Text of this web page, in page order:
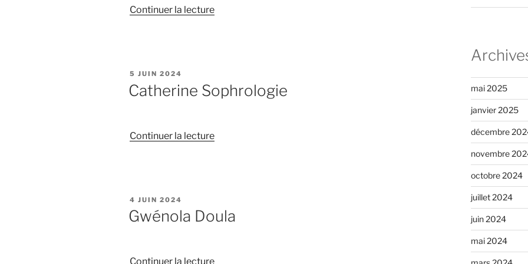
Continuer la lecturede
PUBLIÉ
LE
5 JUIN 2024
Catherine Sophrologie
Continuer la lecturede
PUBLIÉ
LE
4 JUIN 2024
Gwénola Doula
Continuer la lecturede
mai 2025
janvier 2025
décembre
novembre
octobre 2024
juillet 2024
juin 2024
mai 2024